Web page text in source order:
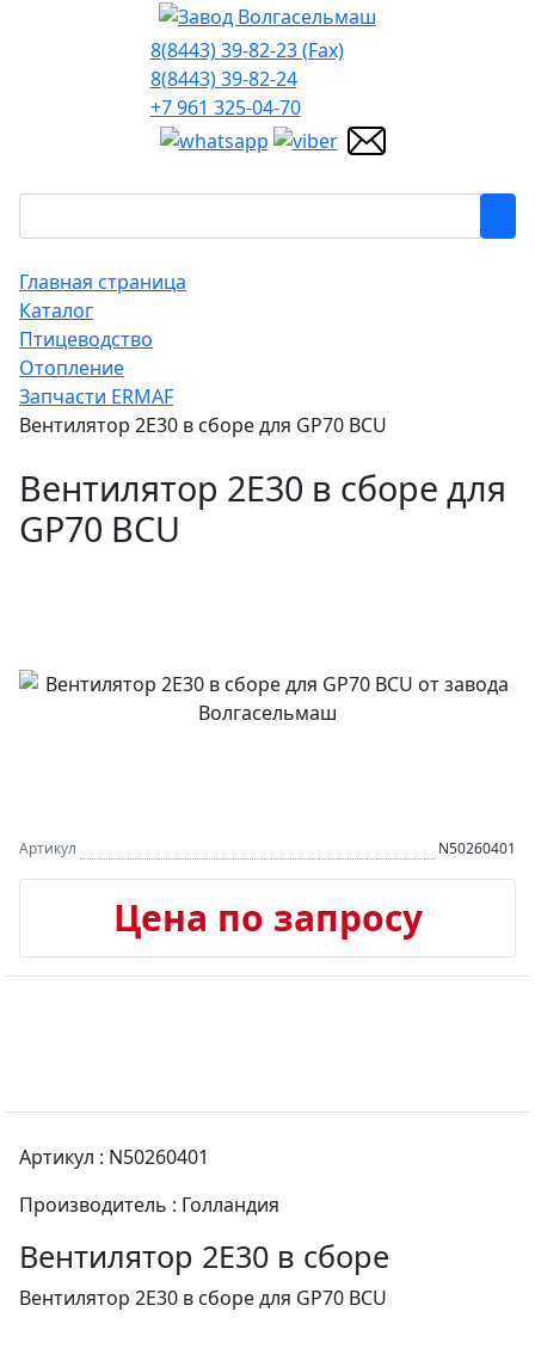
8(8443) 39-82-23 (Fax)
8(8443) 39-82-24
+7 961 325-04-70
Главная страница
Каталог
Птицеводство
Отопление
Запчасти ERMAF
Вентилятор 2E30 в сборе для GP70 BCU
Вентилятор 2E30 в сборе для
GP70 BCU
Артикул N50260401
Цена по запросу
Артикул : N50260401
Производитель : Голландия
Вентилятор 2E30 в сборе
Вентилятор 2E30 в сборе для GP70 BCU